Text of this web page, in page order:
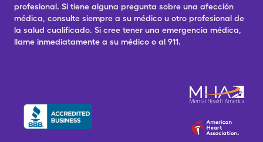
profesional. Si tiene alguna pregunta sobre una afección
médica, consulte siempre a su médico u otro profesional de
la salud cualificado. Si cree tener una emergencia médica,
llame inmediatamente a su médico o al 911.